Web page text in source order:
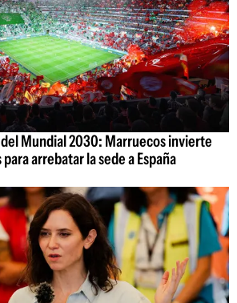
Mundial 2030: Marruecos invierte
arrebatar la sede a España